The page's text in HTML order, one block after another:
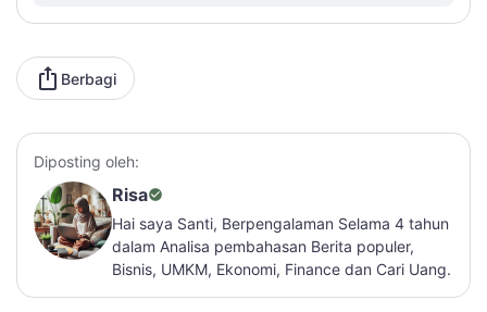
Berbagi
Diposting oleh:
Risa
Hai saya Santi, Berpengalaman Selama 4 tahun
dalam Analisa pembahasan Berita populer,
Bisnis, UMKM, Ekonomi, Finance dan Cari Uang.